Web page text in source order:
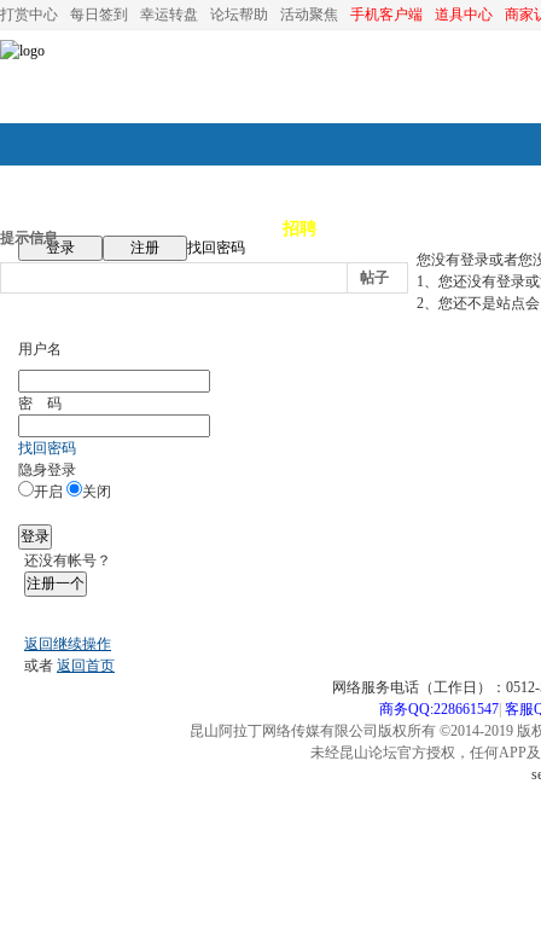
打赏中心 每日签到 幸运转盘 论坛帮助 活动聚焦 手机客户端 道具中心 商家
论坛首页 招聘
登录 注册
找回密码
帖子
提示信息
您没有登录或者您
1、您还没有登录
2、您还不是站点
用户名
密 码
找回密码
隐身登录
开启
关闭
登录
还没有帐号？
注册一个
返回继续操作
或者 返回首页
网络服务电话（工作日）：
商务QQ:228661547| 客服
昆山阿拉丁网络传媒有限公司版权所有 ©2014-2019
未经昆山论坛官方授权，任何APP